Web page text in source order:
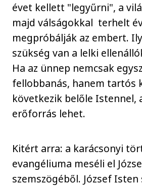
évet kellett "legyűrni", a
majd válságokkal terhelt
megpróbálják az embert.
szükség van a lelki
Ha az ünnep nemcsak
fellobbanás, hanem tartós
következik belőle Istennel,
erőforrás lehet.
Kitért arra: a karácsonyi
evangéliuma meséli el
szemszögéből. József